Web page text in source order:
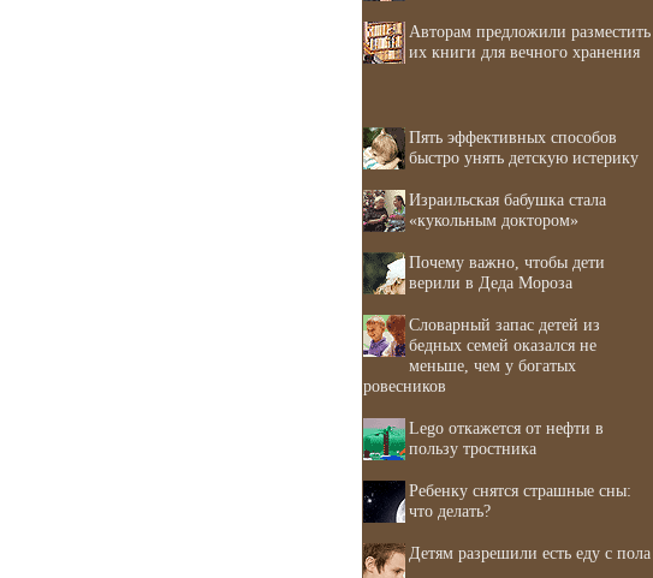
Авторам предложили разместить
их книги для вечного хранения
Пять эффективных способов
быстро унять детскую истерику
Израильская бабушка стала
«кукольным доктором»
Почему важно, чтобы дети
верили в Деда Мороза
Словарный запас детей из
бедных семей оказался не
меньше, чем у богатых
ровесников
Lego откажется от нефти в
пользу тростника
Ребенку снятся страшные сны:
что делать?
Детям разрешили есть еду с пола